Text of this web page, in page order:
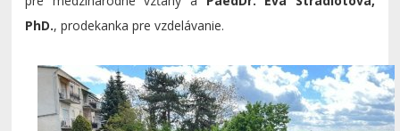
PhD., prodekanka pre vzdelávanie.